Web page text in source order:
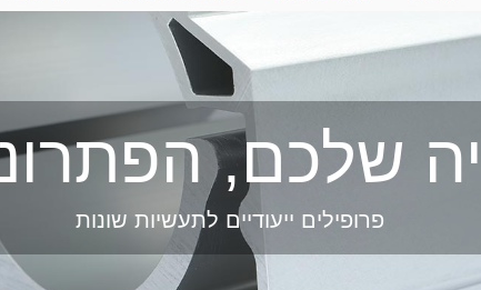
שלכם,
פרופילים ייעודיים לתעשיות שונות